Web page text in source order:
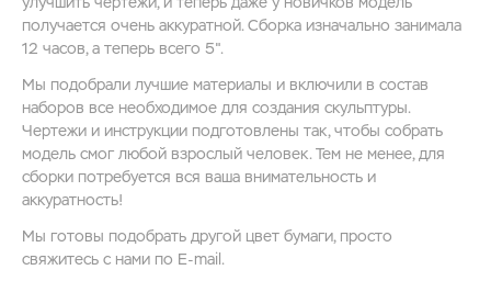
получается очень аккуратной. Сборка изначально занимала
12 часов, а теперь всего 5".
Мы подобрали лучшие материалы и включили в состав
наборов все необходимое для создания скульптуры.
Чертежи и инструкции подготовлены так, чтобы собрать
модель смог любой взрослый человек. Тем не менее, для
сборки потребуется вся ваша внимательность и
аккуратность!
Мы готовы подобрать другой цвет бумаги, просто
свяжитесь с нами по E-mail.